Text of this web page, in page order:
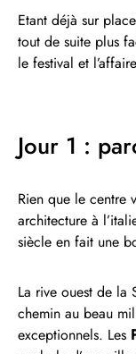
Etant déjà sur
tout de suite plus
le festival et
Jour 1 :
Rien que le centre
architecture à
siècle en fait une
La rive ouest de la
chemin au beau
exceptionnels. Les